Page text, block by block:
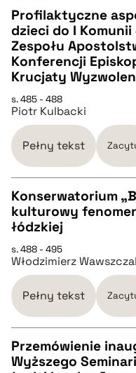
CZYSTY TEKST
pobierz cytat
BIBTEX
pobierz cytat
Profilaktyczne
dzieci do I
Zespołu
Konferencji
Krucjaty
s. 485 - 488
Piotr Kulbacki
Pełny tekst
CZYSTY TEKST
pobierz cytat
BIBTEX
pobierz cytat
Konserwatorium
kulturowy
łódzkiej
s. 488 - 495
Włodzimierz
Pełny tekst
Przemówienie
Wyższego